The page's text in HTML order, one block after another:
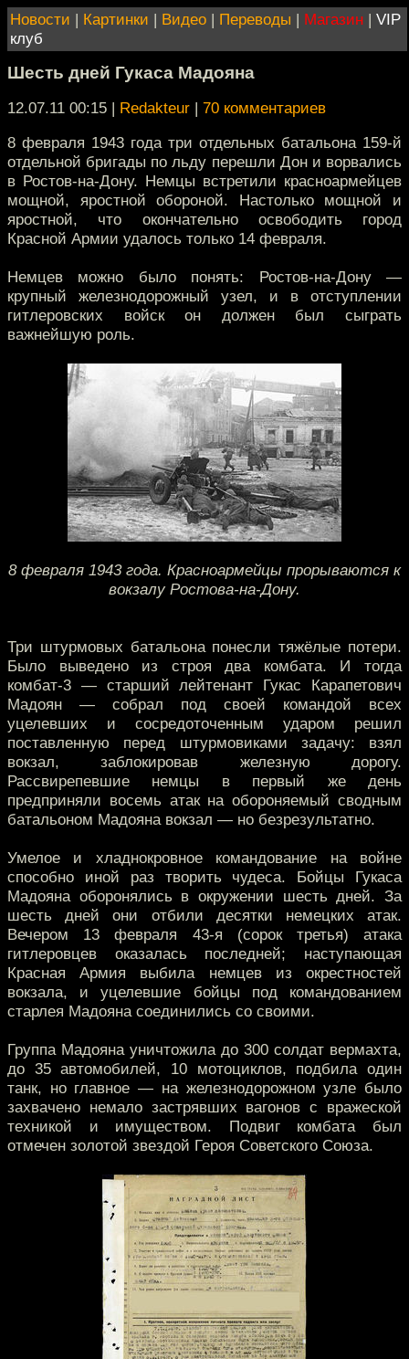
Новости | Картинки | Видео | Переводы | Магазин | VIP
клуб
Шесть дней Гукаса Мадояна
12.07.11 00:15 | Redakteur | 70 комментариев
8 февраля 1943 года три отдельных батальона 159-й
отдельной бригады по льду перешли Дон и ворвались
в Ростов-на-Дону. Немцы встретили красноармейцев
мощной, яростной обороной. Настолько мощной и
яростной, что окончательно освободить город
Красной Армии удалось только 14 февраля.
Немцев можно было понять: Ростов-на-Дону —
крупный железнодорожный узел, и в отступлении
гитлеровских войск он должен был сыграть
важнейшую роль.
8 февраля 1943 года. Красноармейцы прорываются к
вокзалу Ростова-на-Дону.
Три штурмовых батальона понесли тяжёлые потери.
Было выведено из строя два комбата. И тогда
комбат-3 — старший лейтенант Гукас Карапетович
Мадоян — собрал под своей командой всех
уцелевших и сосредоточенным ударом решил
поставленную перед штурмовиками задачу: взял
вокзал, заблокировав железную дорогу.
Рассвирепевшие немцы в первый же день
предприняли восемь атак на обороняемый сводным
батальоном Мадояна вокзал — но безрезультатно.
Умелое и хладнокровное командование на войне
способно иной раз творить чудеса. Бойцы Гукаса
Мадояна оборонялись в окружении шесть дней. За
шесть дней они отбили десятки немецких атак.
Вечером 13 февраля 43-я (сорок третья) атака
гитлеровцев оказалась последней; наступающая
Красная Армия выбила немцев из окрестностей
вокзала, и уцелевшие бойцы под командованием
старлея Мадояна соединились со своими.
Группа Мадояна уничтожила до 300 солдат вермахта,
до 35 автомобилей, 10 мотоциклов, подбила один
танк, но главное — на железнодорожном узле было
захвачено немало застрявших вагонов с вражеской
техникой и имуществом. Подвиг комбата был
отмечен золотой звездой Героя Советского Союза.